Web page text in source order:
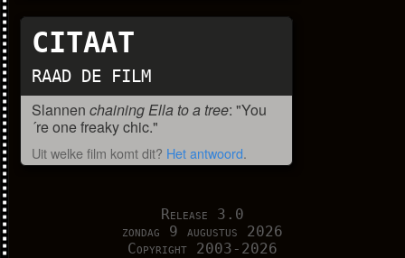
CITAAT
RAAD DE FILM
Slannen chaining Ella to a tree: "You
´re one freaky chic."
Uit welke film komt dit? Het antwoord.
Release 3.0
zondag 9 augustus 2026
Copyright 2003-2026